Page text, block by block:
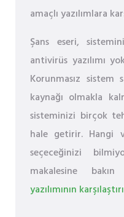
amaçlı yazılımlara
Şans eseri,
antivirüs yazılımı
Korunmasız sistem
kaynağı olmakla
sisteminizi birçok
hale getirir. Hangi
seçeceğinizi
makalesine
yazılımının